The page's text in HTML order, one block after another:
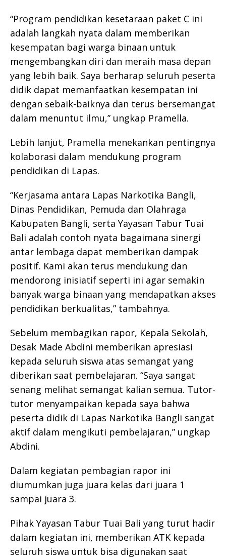
“Program pendidikan kesetaraan paket C ini
adalah langkah nyata dalam memberikan
kesempatan bagi warga binaan untuk
mengembangkan diri dan meraih masa depan
yang lebih baik. Saya berharap seluruh peserta
didik dapat memanfaatkan kesempatan ini
dengan sebaik-baiknya dan terus bersemangat
dalam menuntut ilmu,” ungkap Pramella.
Lebih lanjut, Pramella menekankan pentingnya
kolaborasi dalam mendukung program
pendidikan di Lapas.
“Kerjasama antara Lapas Narkotika Bangli,
Dinas Pendidikan, Pemuda dan Olahraga
Kabupaten Bangli, serta Yayasan Tabur Tuai
Bali adalah contoh nyata bagaimana sinergi
antar lembaga dapat memberikan dampak
positif. Kami akan terus mendukung dan
mendorong inisiatif seperti ini agar semakin
banyak warga binaan yang mendapatkan akses
pendidikan berkualitas,” tambahnya.
Sebelum membagikan rapor, Kepala Sekolah,
Desak Made Abdini memberikan apresiasi
kepada seluruh siswa atas semangat yang
diberikan saat pembelajaran. “Saya sangat
senang melihat semangat kalian semua. Tutor-
tutor menyampaikan kepada saya bahwa
peserta didik di Lapas Narkotika Bangli sangat
aktif dalam mengikuti pembelajaran,” ungkap
Abdini.
Dalam kegiatan pembagian rapor ini
diumumkan juga juara kelas dari juara 1
sampai juara 3.
Pihak Yayasan Tabur Tuai Bali yang turut hadir
dalam kegiatan ini, memberikan ATK kepada
seluruh siswa untuk bisa digunakan saat